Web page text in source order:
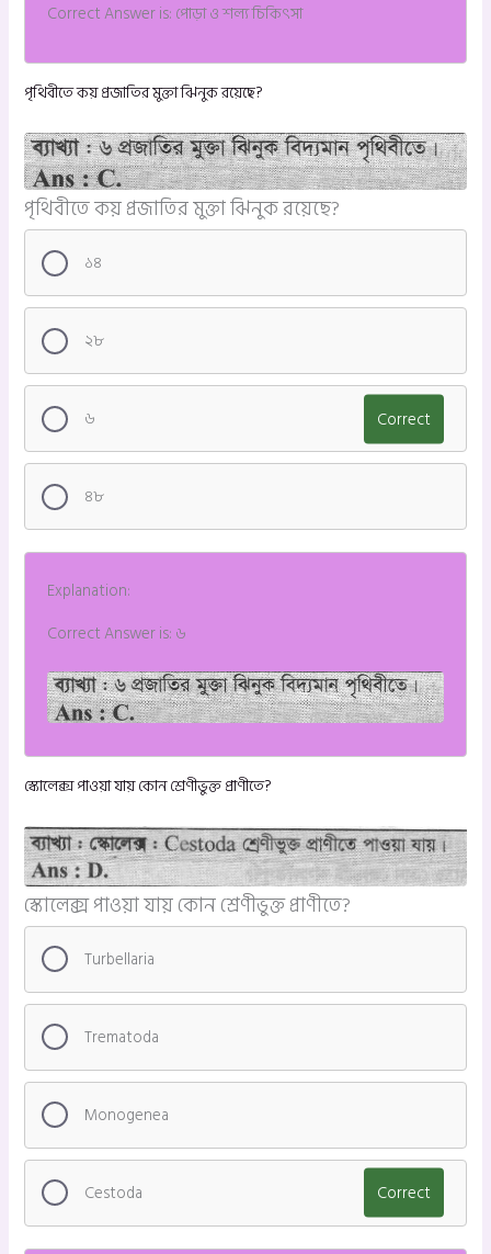
Correct Answer is: পোড়া ও শল্য চিকিৎসা
পৃথিবীতে কয় প্রজাতির মুক্তা ঝিনুক রয়েছে?
পৃথিবীতে কয় প্রজাতির মুক্তা ঝিনুক রয়েছে?
১৪
২৮
৬ Correct
৪৮
Explanation:
Correct Answer is: ৬
স্কোলেক্স পাওয়া যায় কোন শ্রেণীভুক্ত প্রাণীতে?
স্কোলেক্স পাওয়া যায় কোন শ্রেণীভুক্ত প্রাণীতে?
Turbellaria
Trematoda
Monogenea
Cestoda Correct